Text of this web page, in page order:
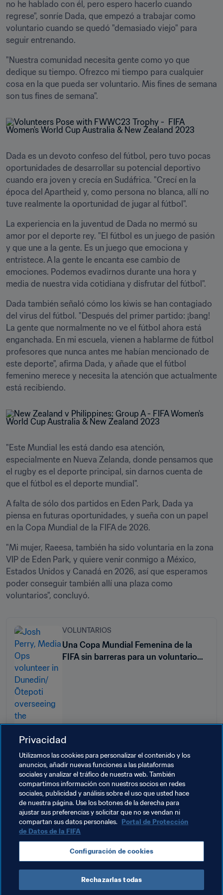
no he hablado con él, pero espero hacerlo cuando
regrese", sonríe Dada, que empezó a trabajar como
voluntario cuando se quedó "demasiado viejo" para
seguir entrenando.
"Nuestra comunidad necesita gente como yo que
dedique su tiempo. Ofrezco mi tiempo para cualquier
cosa en la que pueda ser voluntario. Mis fines de semana
son tus fines de semana".
Dada es un devoto confeso del fútbol, pero tuvo pocas
oportunidades de desarrollar su potencial deportivo
cuando era joven y crecía en Sudáfrica. "Crecí en la
época del Apartheid y, como persona no blanca, allí no
tuve realmente la oportunidad de jugar al fútbol".
La experiencia en la juventud de Dada no mermó su
amor por el deporte rey. "El fútbol es un juego de pasión
y que une a la gente. Es un juego que emociona y
entristece. A la gente le encanta ese cambio de
emociones. Podemos evadirnos durante una hora y
media de nuestra vida cotidiana y disfrutar del fútbol".
Dada también señaló cómo los kiwis se han contagiado
del virus del fútbol. "Después del primer partido: ¡bang!
La gente que normalmente no ve el fútbol ahora está
enganchada. En mi escuela, vienen a hablarme de fútbol
profesores que nunca antes me habían mencionado de
este deporte", afirma Dada, y añade que el fútbol
femenino merece y necesita la atención que actualmente
está recibiendo.
"Este Mundial les está dando esa atención,
especialmente en Nueva Zelanda, donde pensamos que
el rugby es el deporte principal, sin darnos cuenta de
que el fútbol es el deporte mundial".
A falta de sólo dos partidos en Eden Park, Dada ya
piensa en futuras oportunidades, y sueña con un papel
en la Copa Mundial de la FIFA de 2026.
"Mi mujer, Raeesa, también ha sido voluntaria en la zona
VIP de Eden Park, y quiere venir conmigo a México,
Estados Unidos y Canadá en 2026, así que esperamos
poder conseguir también allí una plaza como
voluntarios", concluyó.
VOLUNTARIOS
Una Copa Mundial Femenina de la
FIFA sin barreras para un voluntario
Temas relacionados
Voluntarios Organización Organización
Copa Mundial Femenina de la FIFA 2023™
New Zealand OFC
Privacidad
Utilizamos las cookies para personalizar el contenido y los
anuncios, añadir nuevas funciones a las plataformas
sociales y analizar el tráfico de nuestra web. También
compartimos información con nuestros socios en redes
sociales, publicidad y análisis sobre el uso que usted hace
de nuestra página. Use los botones de la derecha para
ajustar sus preferencias y solicitar que no se vendan ni
compartan sus datos personales. Portal de Protección
de Datos de la FIFA
Configuración de cookies
Rechazarlas todas